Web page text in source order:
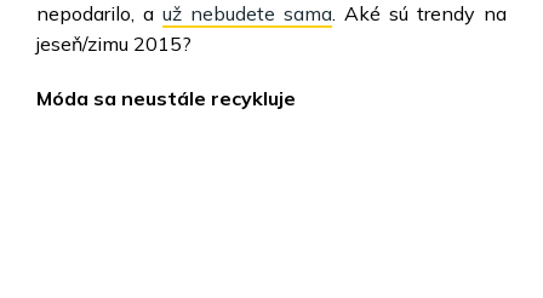
nepodarilo, a už nebudete sama. Aké sú trendy na
jeseň/zimu 2015?
Móda sa neustále recykluje